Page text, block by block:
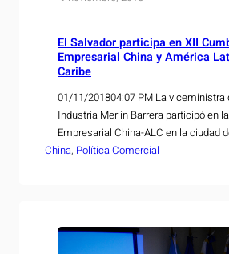
El Salvador participa en XII
Empresarial China y América
Caribe
01/11/201804:07 PM La viceministra
Industria Merlin Barrera participó en
Empresarial China-ALC en la ciudad
El evento es organizado
China, Política Comercial